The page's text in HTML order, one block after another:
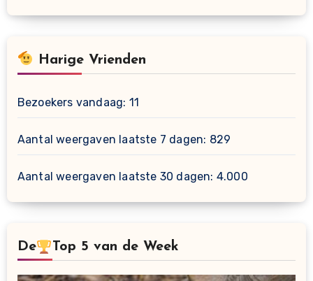
Harige Vrienden
Bezoekers vandaag: 11
Aantal weergaven laatste 7 dagen: 829
Aantal weergaven laatste 30 dagen: 4.000
De Top 5 van de Week